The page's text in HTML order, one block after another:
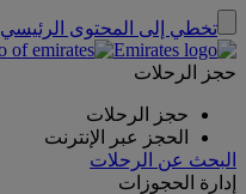
تخطي إلى المحتوى الرئيسي
حجز الرحلات
حجز الرحلات
الحجز عبر الإنترنت
البحث عن الرحلات
إدارة الحجوزات